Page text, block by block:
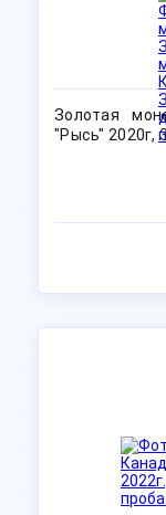
Золотая
"Рысь" 2020г,